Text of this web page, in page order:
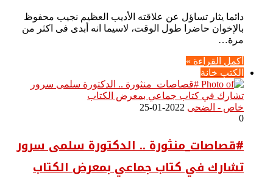
دائما يثار تساؤل عن علاقته الأديب العظيم نجيب محفوظ
بالإخوان حاضرا طول الوقت، لاسيما انه أبدى فى اكثر من
مرة…
أكمل القراءة »
الكتب خانة
خاص - الضحى 2022-01-25
0
#قصاصات_منثورة .. الدكتورة سلمى سرور
تشارك في كتاب جماعي بمعرض الكتاب